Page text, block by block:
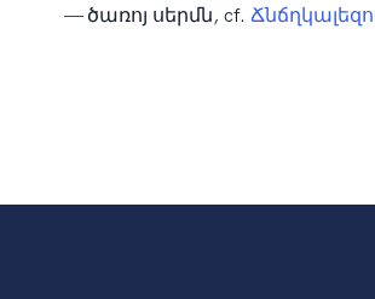
— ծառոյ սերմն, cf.